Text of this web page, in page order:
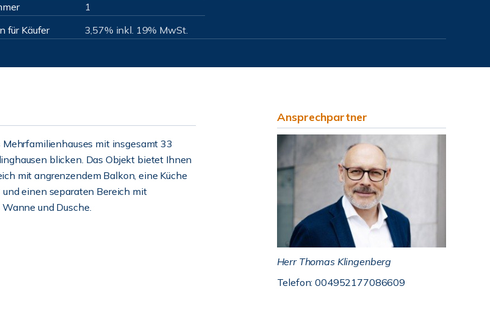
1
für Käufer
3,57% inkl. 19% MwSt.
mit insgesamt 33
blicken. Das Objekt bietet Ihnen
mit angrenzendem Balkon, eine Küche
einen separaten Bereich mit
und Dusche.
Ansprechpartner
Herr Thomas Klingenberg
Telefon: 004952177086609